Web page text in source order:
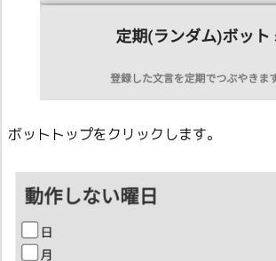
ボットトップをクリックします。